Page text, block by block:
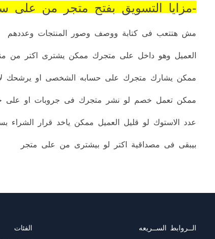
-مزايا التسويق بفتح متجر من على
مش هتتعب فى كتابة ووصف وصور المنتجات وعددهم
العميل وهو داخل على متجرك ممكن يشترى اكتر من
ممكن يشارك متجرك على حسابه الشخصى او يرشحك
ممكن تعمل خصم لو نشر متجرك فى جروبات او على
عدد الاستوك لو قليل العميل ممكن ياخد قرار الشراء
بيبقى فى مصداقية اكتر لو بيشترى من على متجر
الــروابط الســريعه الفئات